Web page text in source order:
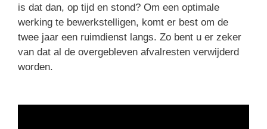
is dat dan, op tijd en stond? Om een optimale
werking te bewerkstelligen, komt er best om de
twee jaar een ruimdienst langs. Zo bent u er zeker
van dat al de overgebleven afvalresten verwijderd
worden.